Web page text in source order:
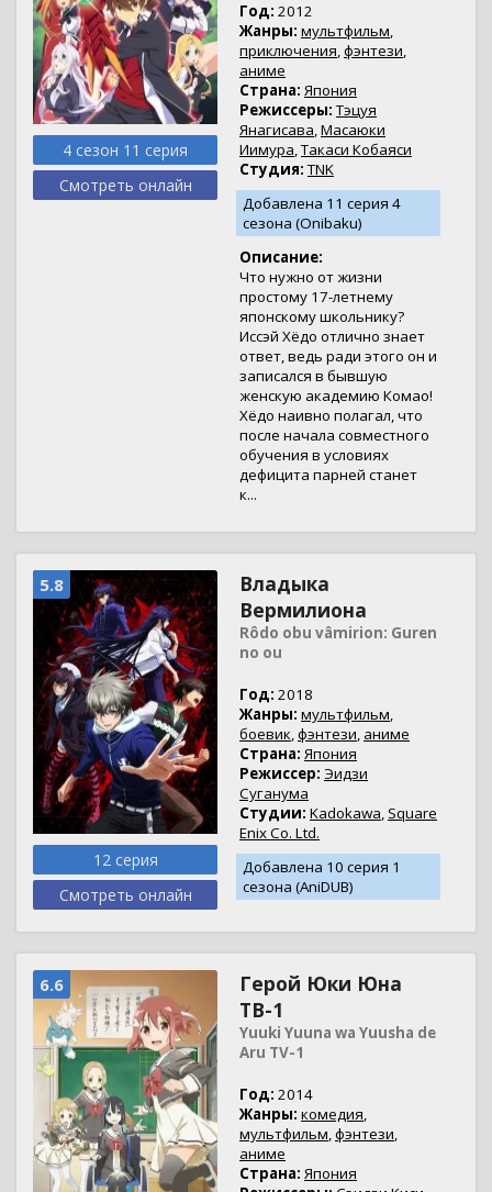
4 сезон 11 серия
Смотреть онлайн
Год: 2012
Жанры: мультфильм,
приключения,фэнтези,
аниме
Страна: Япония
Режиссеры: Тэцуя
Янагисава,Масаюки
Иимура,Такаси Кобаяси
Студия: TNK
Добавлена 11 серия 4
сезона (Onibaku)
Описание:
Что нужно от жизни
простому 17-летнему
японскому школьнику?
Иссэй Хёдо отлично знает
ответ, ведь ради этого он и
записался в бывшую
женскую академию Комао!
Хёдо наивно полагал, что
после начала совместного
обучения в условиях
дефицита парней станет
к...
5.8
12 серия
Смотреть онлайн
Владыка
Вермилиона
Rôdo obu vâmirion: Guren
no ou
Год: 2018
Жанры: мультфильм,
боевик,фэнтези, аниме
Страна: Япония
Режиссер: Эидзи
Суганума
Студии: Kadokawa,Square
Enix Co. Ltd.
Добавлена 10 серия 1
сезона (AniDUB)
6.6
Герой Юки Юна
ТВ-1
Yuuki Yuuna wa Yuusha de
Aru TV-1
Год: 2014
Жанры: комедия,
мультфильм,фэнтези,
аниме
Страна: Япония